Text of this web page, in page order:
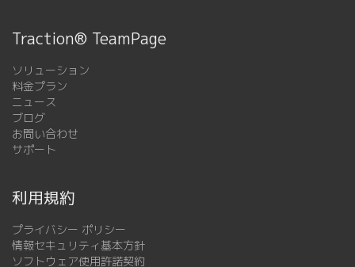
Traction® TeamPage
ソリューション
料金プラン
ニュース
ブログ
お問い合わせ
サポート
利用規約
プライバシー ポリシー
情報セキュリティ基本方針
ソフトウェア使用許諾契約